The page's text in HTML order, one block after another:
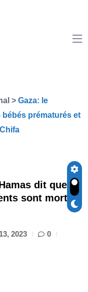
> Gaza: le
prématurés et
dit que 6
sont morts à
2023
0